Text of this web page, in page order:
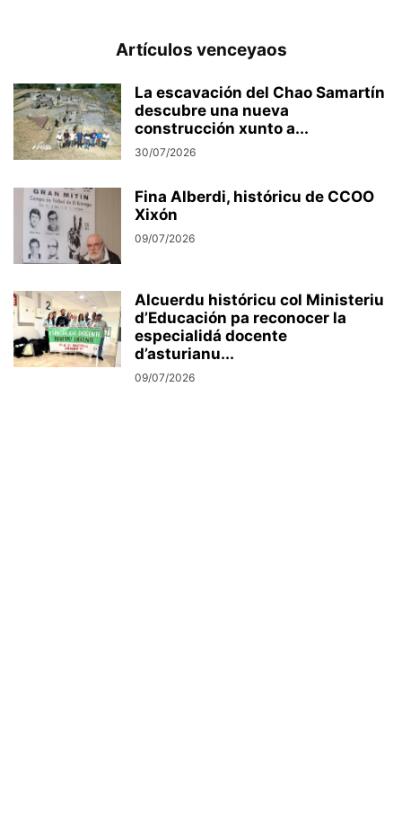
Artículos venceyaos
La escavación del Chao Samartín
descubre una nueva
construcción xunto a...
30/07/2026
Fina Alberdi, históricu de CCOO
Xixón
09/07/2026
Alcuerdu históricu col Ministeriu
d’Educación pa reconocer la
especialidá docente
d’asturianu...
09/07/2026